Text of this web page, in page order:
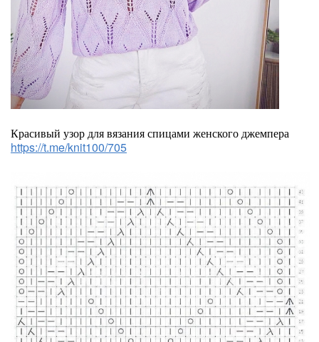
Красивый узор для вязания спицами женского джемпера
https://t.me/knit100/705